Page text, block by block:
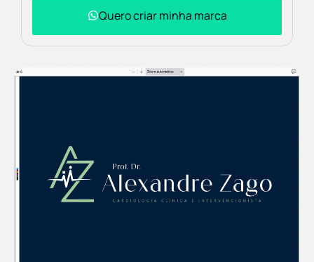
Quero criar minha marca